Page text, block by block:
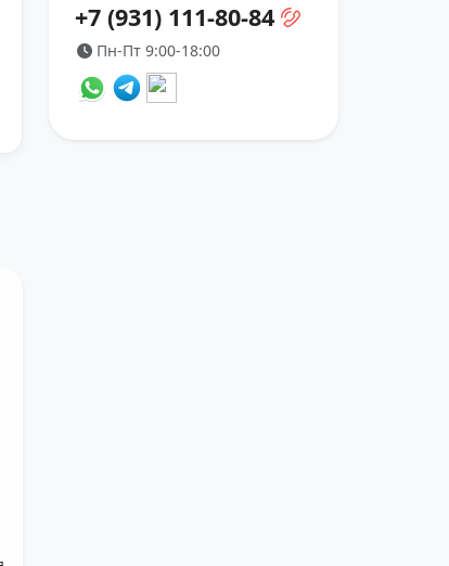
+7 (931) 111-80-84
Пн-Пт 9:00-18:00